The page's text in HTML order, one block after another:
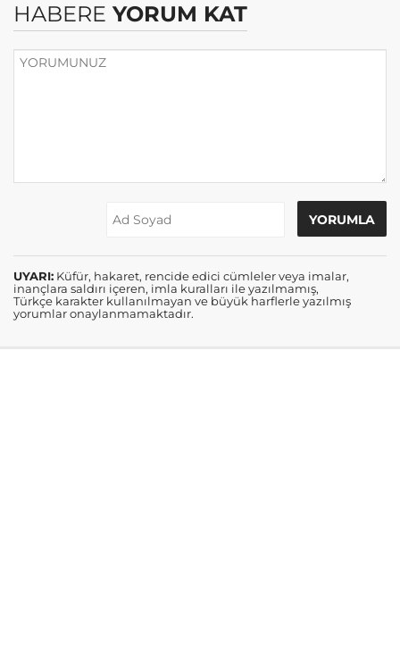
HABERE YORUM KAT
UYARI: Küfür, hakaret, rencide edici cümleler veya imalar,
inançlara saldırı içeren, imla kuralları ile yazılmamış,
Türkçe karakter kullanılmayan ve büyük harflerle yazılmış
yorumlar onaylanmamaktadır.